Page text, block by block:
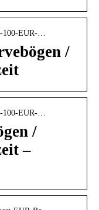
100-EUR-…
/
100-EUR-…
/
–